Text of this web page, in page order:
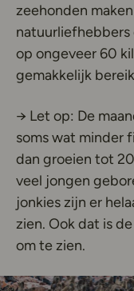
zeehonden
natuurliefhebbers
op ongeveer 60
gemakkelijk
→ Let op: De
soms wat minder
dan groeien tot
veel jongen
jonkies zijn er
zien. Ook dat is
om te zien.